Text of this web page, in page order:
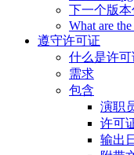
下一个版本
What are
遵守许可证
什么是许可
需求
包含
演职
许可
输出